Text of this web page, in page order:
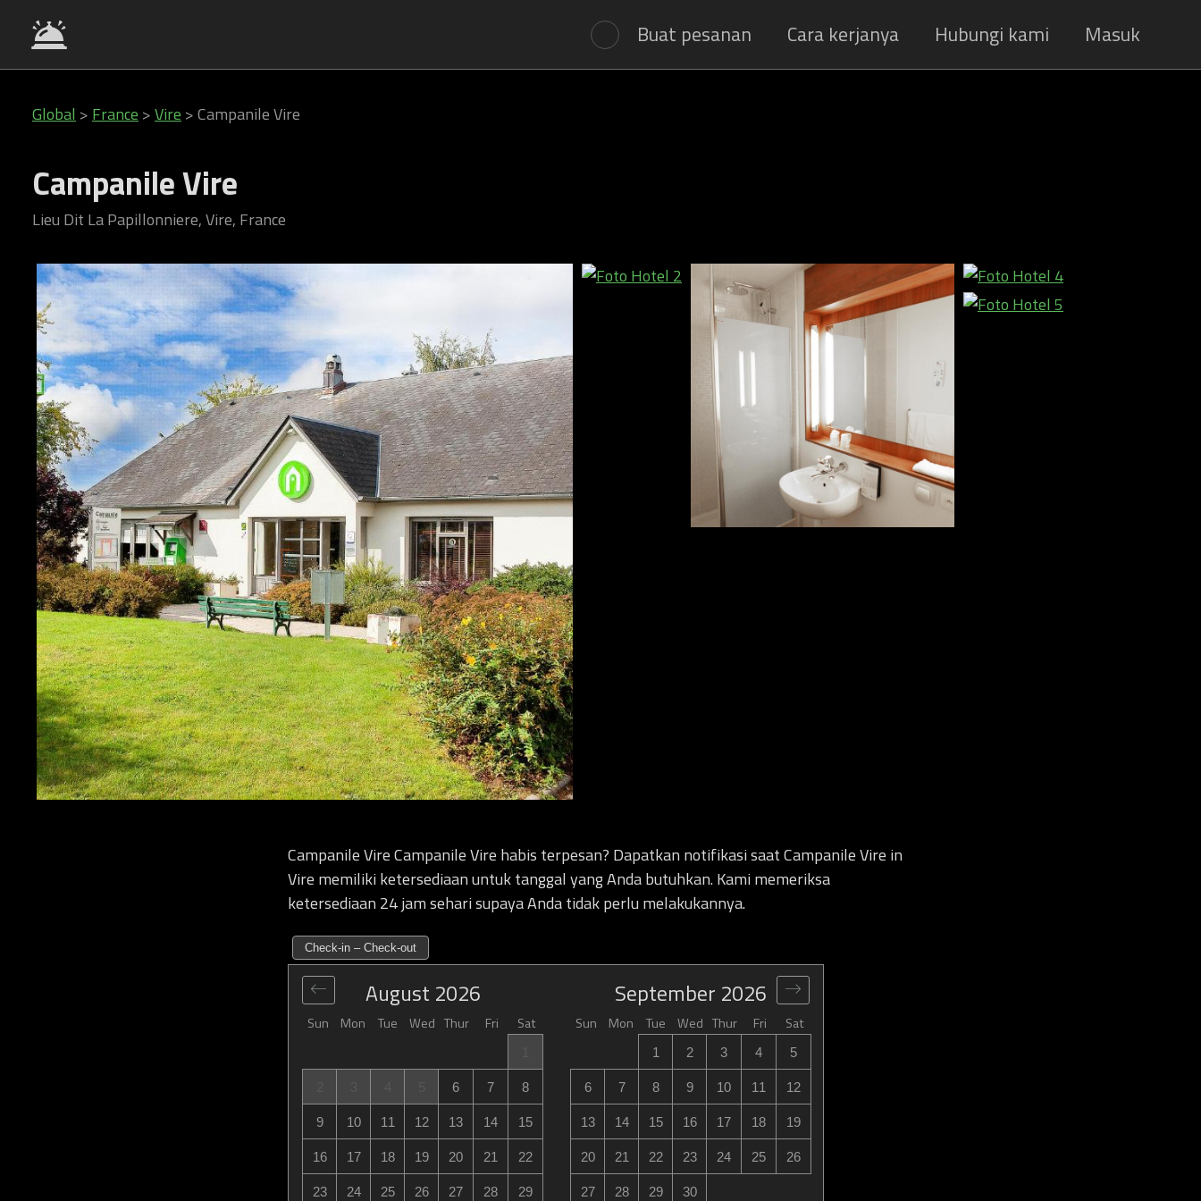
Buat pesanan Cara kerjanya Hubungi kami Masuk
Global > France >Vire >Campanile Vire
Campanile Vire
Lieu Dit La Papillonniere, Vire, France
Campanile Vire Campanile Vire habis terpesan? Dapatkan notifikasi saat Campanile Vire in
Vire memiliki ketersediaan untuk tanggal yang Anda butuhkan. Kami memeriksa
ketersediaan 24 jam sehari supaya Anda tidak perlu melakukannya.
Check-in – Check-out
Sun Mon Tue Wed Thur Fri Sat Sun Mon Tue Wed Thur Fri Sat
August 2026
6 7 8
9 10 11 12 13 14 15
16 17 18 19 20 21 22
23 24 25 26 27 28 29
September 2026
1 2 3 4 5
6 7 8 9 10 11 12
13 14 15 16 17 18 19
20 21 22 23 24 25 26
27 28 29 30